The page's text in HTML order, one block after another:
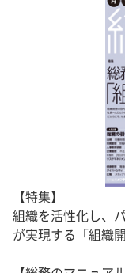
【特集】
組織を活性化し、
が実現する「組織開